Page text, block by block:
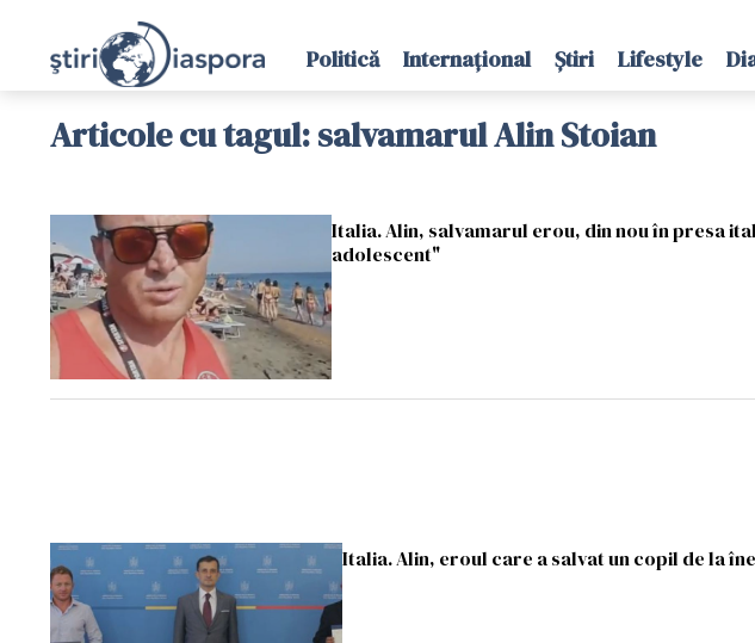
Politică Internațional Știri Lifestyle
Articole cu tagul: salvamarul Alin Stoian
Italia. Alin, salvamarul erou, din nou în presa
adolescent"
Italia. Alin, eroul care a salvat un copil de la